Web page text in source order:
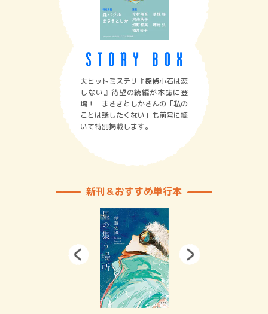
大ヒットミステリ『探偵小石は恋
しない』待望の続編が本誌に登
場！ まさきとしかさんの「私の
ことは話したくない」も前号に続
いて特別掲載します。
新刊＆おすすめ単行本